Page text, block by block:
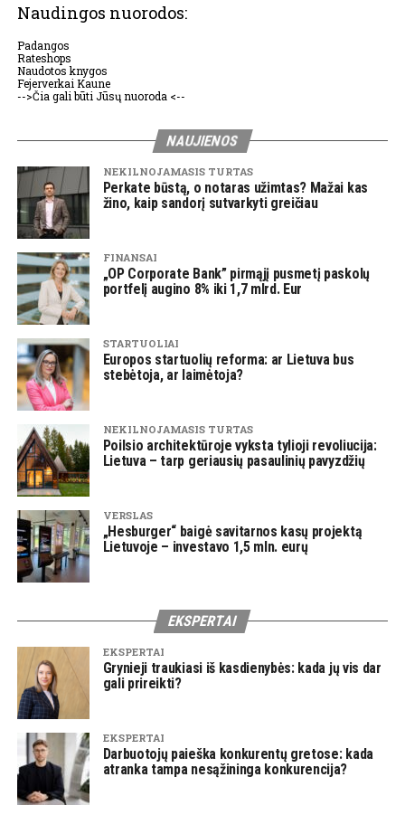
Naudingos nuorodos:
Padangos
Rateshops
Naudotos knygos
Fejerverkai Kaune
-->Čia gali būti Jūsų nuoroda <--
NAUJIENOS
NEKILNOJAMASIS TURTAS
Perkate būstą, o notaras užimtas? Mažai kas
žino, kaip sandorį sutvarkyti greičiau
FINANSAI
„OP Corporate Bank” pirmąjį pusmetį paskolų
portfelį augino 8% iki 1,7 mlrd. Eur
STARTUOLIAI
Europos startuolių reforma: ar Lietuva bus
stebėtoja, ar laimėtoja?
NEKILNOJAMASIS TURTAS
Poilsio architektūroje vyksta tylioji revoliucija:
Lietuva – tarp geriausių pasaulinių pavyzdžių
VERSLAS
„Hesburger“ baigė savitarnos kasų projektą
Lietuvoje – investavo 1,5 mln. eurų
EKSPERTAI
EKSPERTAI
Grynieji traukiasi iš kasdienybės: kada jų vis dar
gali prireikti?
EKSPERTAI
Darbuotojų paieška konkurentų gretose: kada
atranka tampa nesąžininga konkurencija?